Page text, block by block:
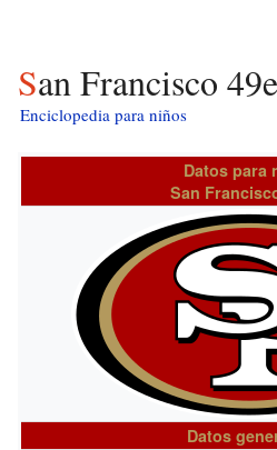
San Francisco
Enciclopedia para niños
Datos para
San
Datos